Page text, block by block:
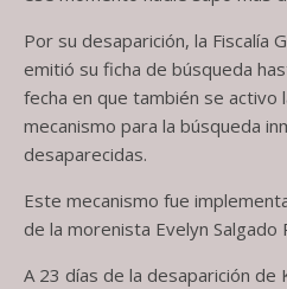
Por su desaparición, la Fiscalía
emitió su ficha de búsqueda
fecha en que también se activo
mecanismo para la búsqueda
desaparecidas.
Este mecanismo fue
de la morenista Evelyn Salgado
A 23 días de la desaparición de